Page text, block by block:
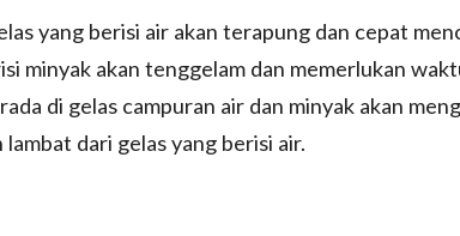
yang berisi air akan terapung dan cepat
minyak akan tenggelam dan memerlukan
di gelas campuran air dan minyak akan
dari gelas yang berisi air.